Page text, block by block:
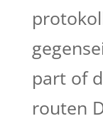
part of
routen